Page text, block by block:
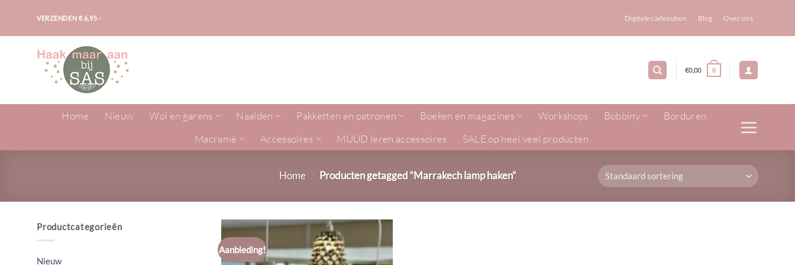
inhoud
VERZENDEN € 6,95 - Digitale cadeaubon Blog Over ons
€0,00 0
Home Nieuw Wol en garens Naalden Pakketten en patronen Boeken en magazines Workshops Bobbiny
Borduren
Macramé
Accessoires MUUD leren accessoires SALE op heel veel producten
Home / Producten getagged “Marrakech lamp haken”
Productcategorieën
Nieuw
Aanbieding!